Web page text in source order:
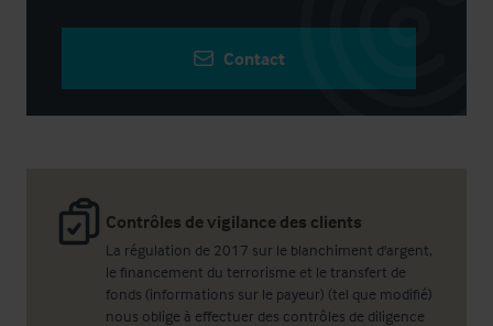
Contrôles de vigilance des clients
La régulation de 2017 sur le blanchiment d'argent,
le financement du terrorisme et le transfert de
fonds (informations sur le payeur) (tel que modifié)
nous oblige à effectuer des contrôles de diligence
Contact